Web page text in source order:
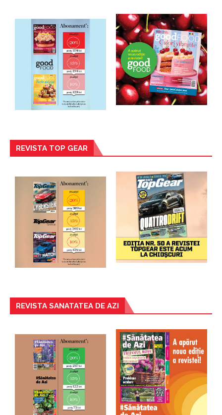
REVISTA TOP GEAR
REVISTA SANATATEA DE AZI